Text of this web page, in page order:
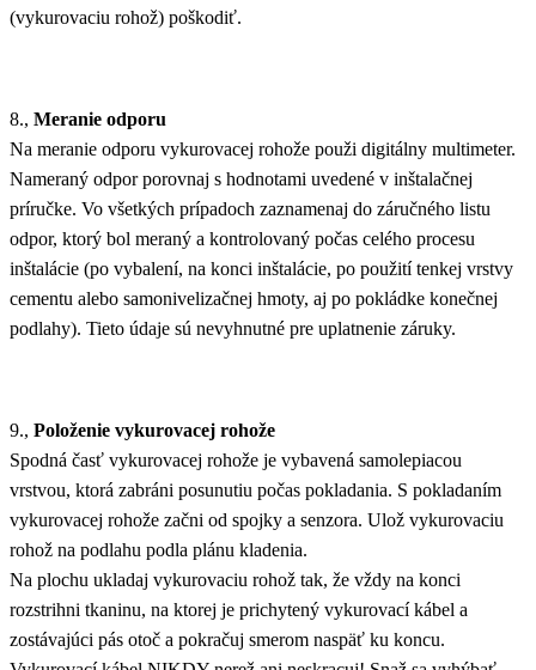
(vykurovaciu rohož) poškodiť.
8., Meranie odporu
Na meranie odporu vykurovacej rohože použi digitálny multimeter.
Nameraný odpor porovnaj s hodnotami uvedené v inštalačnej
príručke. Vo všetkých prípadoch zaznamenaj do záručného listu
odpor, ktorý bol meraný a kontrolovaný počas celého procesu
inštalácie (po vybalení, na konci inštalácie, po použití tenkej vrstvy
cementu alebo samonivelizačnej hmoty, aj po pokládke konečnej
podlahy). Tieto údaje sú nevyhnutné pre uplatnenie záruky.
9., Položenie vykurovacej rohože
Spodná časť vykurovacej rohože je vybavená samolepiacou
vrstvou, ktorá zabráni posunutiu počas pokladania. S pokladaním
vykurovacej rohože začni od spojky a senzora. Ulož vykurovaciu
rohož na podlahu podla plánu kladenia.
Na plochu ukladaj vykurovaciu rohož tak, že vždy na konci
rozstrihni tkaninu, na ktorej je prichytený vykurovací kábel a
zostávajúci pás otoč a pokračuj smerom naspäť ku koncu.